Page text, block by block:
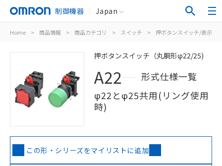
制御機器 Japan
Home > 商品情報 > 商品カテゴリ > スイッチ > 押ボタンスイッチ/表示灯
押ボタンスイッチ（丸胴形φ22/25)
A22
形式仕様一覧
φ22とφ25共用(リング使用
時)
この形・シリーズをマイリストに追加